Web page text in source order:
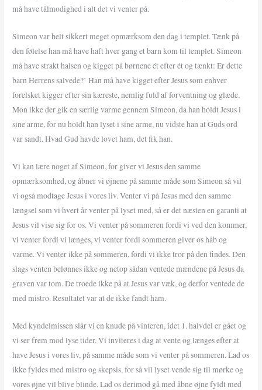
må have tålmodighed i alt det vi venter på.
Simeon var helt sikkert meget opmærksom den dag i templet. Tænk på
den følelse han må have haft hver gang et barn kom til templet. Simeon
må have strakt halsen og kigget på børnene ét efter ét og tænkt: Er dette
barn Herrens salvede?’ Han må have kigget efter Jesus som enhver
forelsket kigger efter sin kæreste, nemlig fuld af forventning og glæde.
Mon ikke der gik en særlig varme gennem Simeon, da han holdt Jesus i
sine arme, for nu holdt han lyset i sine arme, nu vidste han at Guds ord
var sandt. Hvad Gud havde lovet ham, det fik han.
Vi kan lære noget af Simeon, for giver vi Jesus den samme
opmærksomhed, og åbner vi øjnene på samme måde som Simeon så vil
vi også modtage Jesus i vores liv. Venter vi på Jesus med den samme
længsel som vi hvert år venter på lyset med, så er det næsten en garanti at
Jesus vil vise sig for os. Vi venter på sommeren fordi vi ved den kommer,
vi venter fordi vi længes, vi venter fordi sommeren giver os håb og
varme. Vi venter ikke på sommeren, fordi vi ikke tror på den findes. Den
slags venten belønnes ikke og netop sådan ventede mændene på Jesus da
graven var tom. De troede ikke på at Jesus var væk, og derfor ventede de
med mistro. Resultatet var at de ikke fandt ham.
Med kyndelmissen slår vi en knude på vinteren, idet 1. halvdel er gået og
vi ser frem mod lyse tider. Vi inviteres i dag at vente og længes efter at
have Jesus i vores liv, på samme måde som vi venter på sommeren. Lad os
ikke fyldes med mistro og skepsis, for så vil lyset vende sig til mørke og
vores øjne vil blive blinde. Lad os derimod gå med åbne øjne fyldt med